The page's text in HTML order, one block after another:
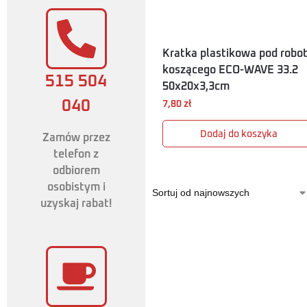
515 504
040
Zamów przez
telefon z
odbiorem
osobistym i
uzyskaj rabat!
Kratka plastikowa pod
koszącego ECO-WAVE 33.2
50x20x3,3cm
7,80zł
Dodaj do koszyka